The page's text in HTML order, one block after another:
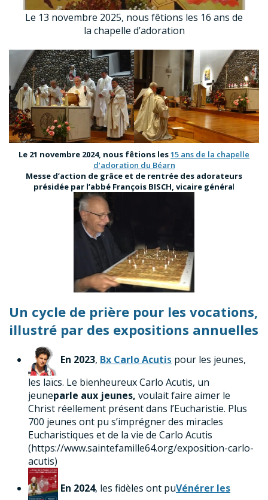
Le 13 novembre 2025, nous fêtions les 16 ans de
la chapelle d’adoration
Le 21 novembre 2024, nous fêtions les15 ans de la chapelle
d’adoration du Béarn
Messe d’action de grâce et de rentrée des adorateurs
présidée par l’abbé François BISCH, vicaire général
Un cycle de prière pour les vocations,
illustré par des expositions annuelles
En 2023, Bx Carlo Acutis pour les jeunes,
les laïcs. Le bienheureux Carlo Acutis, un
jeuneparle aux jeunes, voulait faire aimer le
Christ réellement présent dans l’Eucharistie. Plus
700 jeunes ont pu s’imprégner des miracles
Eucharistiques et de la vie de Carlo Acutis
(https://www.saintefamille64.org/exposition-carlo-
acutis)
En 2024, les fidèles ont puVénérer les